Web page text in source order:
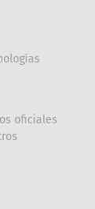
oficiales